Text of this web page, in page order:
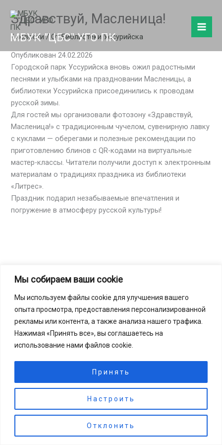
Мы собираем ваши cookie
Мы используем файлы cookie для улучшения вашего
опыта просмотра, предоставления персонализированной
рекламы или контента, а также анализа нашего трафика.
Нажимая «Принять все», вы соглашаетесь на
использование нами файлов cookie.
Настроить
Отклонить
Принять
содержимому
МБУК "ЦБС" УГО ПК
Здравствуй, Масленица!
/новости/ ОтБиблиотеки Уссурийска
Опубликован 24.02.2026
Городской парк Уссурийска вновь ожил радостными
песнями и улыбками на праздновании Масленицы, а
библиотеки Уссурийска присоединились к проводам
русской зимы.
Для гостей мы организовали фотозону «Здравствуй,
Масленица!» с традиционным чучелом, сувенирную лавку
с куклами — оберегами и полезные рекомендации по
приготовлению блинов с QR-кодами на виртуальные
мастер-классы. Читатели получили доступ к электронным
материалам о традициях праздника из библиотеки
«Литрес».
Праздник подарил незабываемые впечатления и
погружение в атмосферу русской культуры!
2024-2025. © МБУК "ЦБС". Все права защищены.
🔊 Включить озвучку